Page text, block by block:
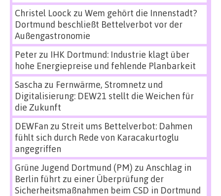
Christel Loock zu Wem gehört die Innenstadt?
Dortmund beschließt Bettelverbot vor der
Außengastronomie
Peterzu IHK Dortmund: Industrie klagt über
hohe Energiepreise und fehlende Planbarkeit
Sascha zu Fernwärme, Stromnetz und
Digitalisierung: DEW21 stellt die Weichen für
die Zukunft
DEWFan zu Streit ums Bettelverbot: Dahmen
fühlt sich durch Rede von Karacakurtoglu
angegriffen
Grüne Jugend Dortmund (PM) zu Anschlag in
Berlin führt zu einer Überprüfung der
Sicherheitsmaßnahmen beim CSD in Dortmund